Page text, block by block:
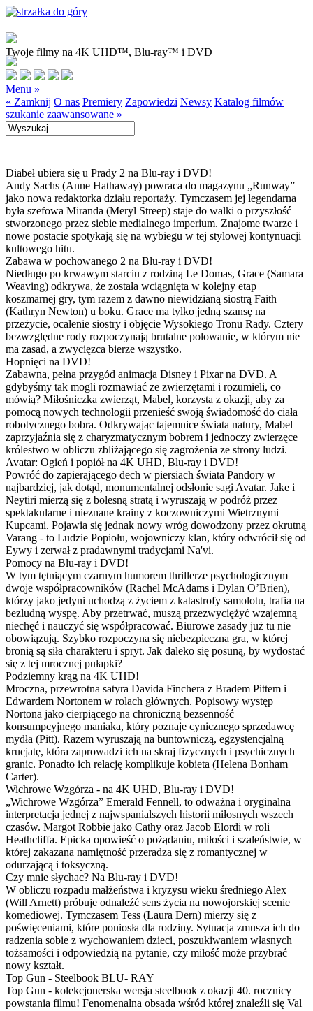
Twoje filmy na 4K UHD™, Blu-ray™ i DVD
Menu »
« Zamknij O nas Premiery Zapowiedzi Newsy Katalog filmów
szukanie zaawansowane »
Diabeł ubiera się u Prady 2 na Blu-ray i DVD!
Andy Sachs (Anne Hathaway) powraca do magazynu „Runway”
jako nowa redaktorka działu reportaży. Tymczasem jej legendarna
była szefowa Miranda (Meryl Streep) staje do walki o przyszłość
stworzonego przez siebie medialnego imperium. Znajome twarze i
nowe postacie spotykają się na wybiegu w tej stylowej kontynuacji
kultowego hitu.
Zabawa w pochowanego 2 na Blu-ray i DVD!
Niedługo po krwawym starciu z rodziną Le Domas, Grace (Samara
Weaving) odkrywa, że została wciągnięta w kolejny etap
koszmarnej gry, tym razem z dawno niewidzianą siostrą Faith
(Kathryn Newton) u boku. Grace ma tylko jedną szansę na
przeżycie, ocalenie siostry i objęcie Wysokiego Tronu Rady. Cztery
bezwzględne rody rozpoczynają brutalne polowanie, w którym nie
ma zasad, a zwycięzca bierze wszystko.
Hopnięci na DVD!
Zabawna, pełna przygód animacja Disney i Pixar na DVD. A
gdybyśmy tak mogli rozmawiać ze zwierzętami i rozumieli, co
mówią? Miłośniczka zwierząt, Mabel, korzysta z okazji, aby za
pomocą nowych technologii przenieść swoją świadomość do ciała
robotycznego bobra. Odkrywając tajemnice świata natury, Mabel
zaprzyjaźnia się z charyzmatycznym bobrem i jednoczy zwierzęce
królestwo w obliczu zbliżającego się zagrożenia ze strony ludzi.
Avatar: Ogień i popiół na 4K UHD, Blu-ray i DVD!
Powróć do zapierającego dech w piersiach świata Pandory w
najbardziej, jak dotąd, monumentalnej odsłonie sagi Avatar. Jake i
Neytiri mierzą się z bolesną stratą i wyruszają w podróż przez
spektakularne i nieznane krainy z koczowniczymi Wietrznymi
Kupcami. Pojawia się jednak nowy wróg dowodzony przez okrutną
Varang - to Ludzie Popiołu, wojowniczy klan, który odwrócił się od
Eywy i zerwał z pradawnymi tradycjami Na'vi.
Pomocy na Blu-ray i DVD!
W tym tętniącym czarnym humorem thrillerze psychologicznym
dwoje współpracowników (Rachel McAdams i Dylan O’Brien),
którzy jako jedyni uchodzą z życiem z katastrofy samolotu, trafia na
bezludną wyspę. Aby przetrwać, muszą przezwyciężyć wzajemną
niechęć i nauczyć się współpracować. Biurowe zasady już tu nie
obowiązują. Szybko rozpoczyna się niebezpieczna gra, w której
bronią są siła charakteru i spryt. Jak daleko się posuną, by wydostać
się z tej mrocznej pułapki?
Podziemny krąg na 4K UHD!
Mroczna, przewrotna satyra Davida Finchera z Bradem Pittem i
Edwardem Nortonem w rolach głównych. Popisowy występ
Nortona jako cierpiącego na chroniczną bezsenność
konsumpcyjnego maniaka, który poznaje cynicznego sprzedawcę
mydła (Pitt). Razem wyruszają na buntowniczą, egzystencjalną
krucjatę, która zaprowadzi ich na skraj fizycznych i psychicznych
granic. Ponadto ich relację komplikuje kobieta (Helena Bonham
Carter).
Wichrowe Wzgórza - na 4K UHD, Blu-ray i DVD!
„Wichrowe Wzgórza” Emerald Fennell, to odważna i oryginalna
interpretacja jednej z najwspanialszych historii miłosnych wszech
czasów. Margot Robbie jako Cathy oraz Jacob Elordi w roli
Heathcliffa. Epicka opowieść o pożądaniu, miłości i szaleństwie, w
której zakazana namiętność przeradza się z romantycznej w
odurzającą i toksyczną.
Czy mnie słychac? Na Blu-ray i DVD!
W obliczu rozpadu małżeństwa i kryzysu wieku średniego Alex
(Will Arnett) próbuje odnaleźć sens życia na nowojorskiej scenie
komediowej. Tymczasem Tess (Laura Dern) mierzy się z
poświęceniami, które poniosła dla rodziny. Sytuacja zmusza ich do
radzenia sobie z wychowaniem dzieci, poszukiwaniem własnych
tożsamości i odpowiedzią na pytanie, czy miłość może przybrać
nowy kształt.
Top Gun - Steelbook BLU- RAY
Top Gun - kolekcjonerska wersja steelbook z okazji 40. rocznicy
powstania filmu! Fenomenalna obsada wśród której znaleźli się Val